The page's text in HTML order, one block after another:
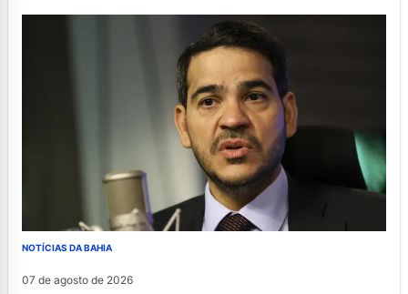
NOTÍCIAS DA BAHIA
07 de agosto de 2026